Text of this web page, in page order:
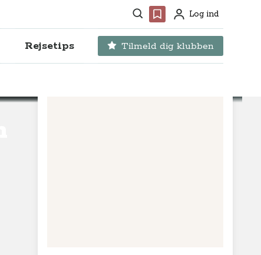
Søg Favoritter
ProfilLog ind
Rejsetips Tilmeld dig klubben